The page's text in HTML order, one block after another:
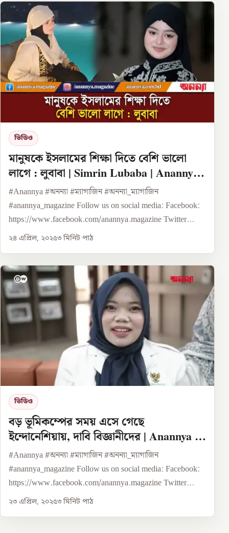
ভিডিও
মানুষকে ইসলামের শিক্ষা দিতে বেশি ভালো
লাগে : লুবাবা | Simrin Lubaba | Anannya
Digital
#Anannya #অনন্যা #ম্যাগাজিন #অনন্যা_ম্যাগাজিন
#anannya_magazine Follow us on social media: Facebook:
https://www.facebook.com/anannya.magazine Twitter...
২৪ এপ্রিল, ২০২৫৩ মিনিট পাঠ
ভিডিও
বড় ভূমিকম্পের সময় এসে গেছে
ইন্দোনেশিয়ায়, দাবি বিজ্ঞানীদের | Anannya |
DW
#Anannya #অনন্যা #ম্যাগাজিন #অনন্যা_ম্যাগাজিন
#anannya_magazine Follow us on social media: Facebook:
https://www.facebook.com/anannya.magazine Twitter...
২৩ এপ্রিল, ২০২৫৩ মিনিট পাঠ